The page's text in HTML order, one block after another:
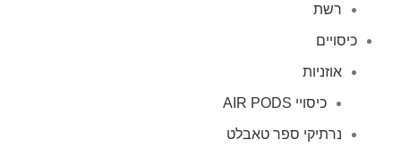
רשת
כיסויים
אוזניות
כיסויי AIR PODS
נרתיקי ספר טאבלט